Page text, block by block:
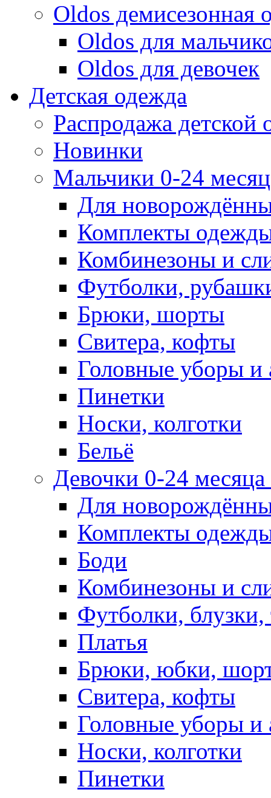
Oldos демисезонная
Oldos для
Oldos для девочек
Детская одежда
Распродажа детской
Новинки
Мальчики 0-24
Для
Комплекты
Комбинезоны и
Футболки,
Брюки, шорты
Свитера, кофты
Головные уборы и
Пинетки
Носки, колготки
Бельё
Девочки 0-24
Для
Комплекты
Боди
Комбинезоны и
Футболки,
Платья
Брюки, юбки,
Свитера, кофты
Головные уборы и
Носки, колготки
Пинетки